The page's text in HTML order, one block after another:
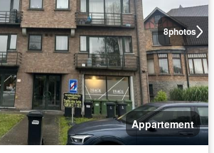
8photos
Appartement